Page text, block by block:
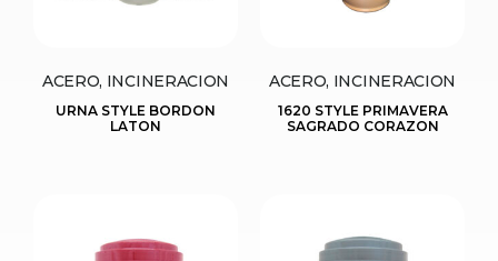
ACERO, INCINERACION
URNA STYLE BORDON
LATON
ACERO, INCINERACION
1620 STYLE PRIMAVERA
SAGRADO CORAZON